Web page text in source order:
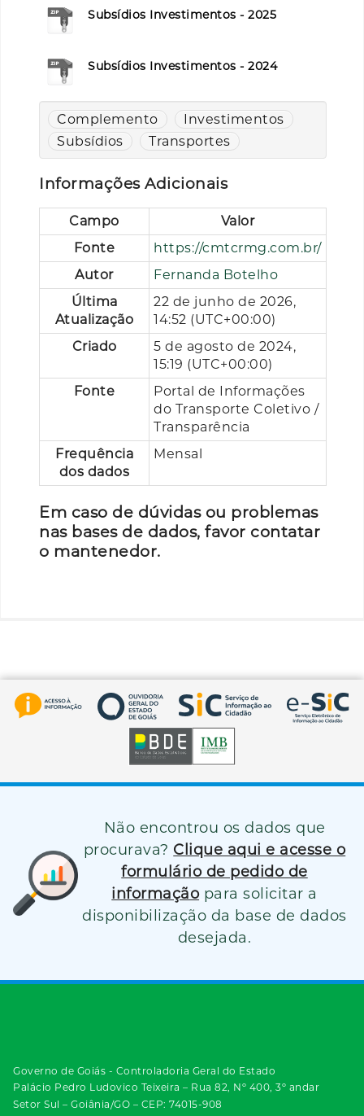
Subsídios Investimentos - 2025
Subsídios Investimentos - 2024
Complemento
Investimentos
Subsídios
Transportes
Informações Adicionais
Campo
Valor
Fonte
https://cmtcrmg.com.br/
Autor
Fernanda Botelho
Última
Atualização
22 de junho de 2026,
14:52 (UTC+00:00)
Criado
5 de agosto de 2024,
15:19 (UTC+00:00)
Fonte
Portal de Informações
do Transporte Coletivo /
Transparência
Frequência
dos dados
Mensal
Em caso de dúvidas ou problemas
nas bases de dados, favor contatar
o mantenedor.
Não encontrou os dados que
procurava? Clique aqui e acesse o
formulário de pedido de
informação para solicitar a
disponibilização da base de dados
desejada.
Governo de Goiás - Controladoria Geral do Estado
Palácio Pedro Ludovico Teixeira – Rua 82, Nº 400, 3º andar
Setor Sul – Goiânia/GO – CEP: 74015-908